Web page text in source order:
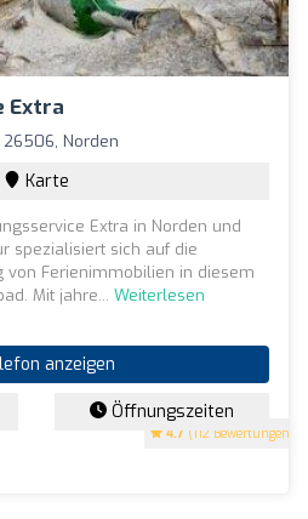
Extra
4.7 (112 Bewertungen)
26506, Norden
Karte
Extra in Norden und
spezialisiert sich auf die
von Ferienimmobilien in diesem
Mit jahre... Weiterlesen
anzeigen
Öffnungszeiten